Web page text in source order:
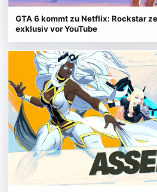
GTA 6 kommt zu Netflix: Rockstar
exklusiv vor YouTube